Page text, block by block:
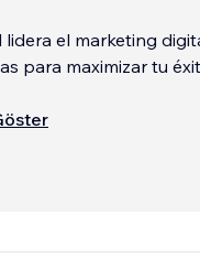
lidera el marketing
para maximizar tu
experiencia